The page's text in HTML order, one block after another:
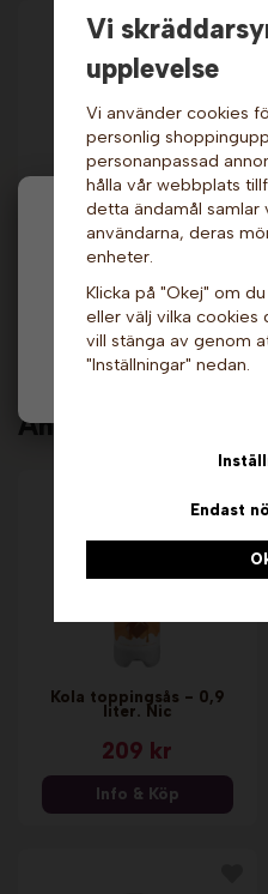
Hej och
moms) eller företag
ska visas.
Privat
Popcornmaskin -
Liten, Röd. Champion
289 kr 429 kr
Info & Köp
Andra köpte även
Kola toppingsås - 0,9
liter. Nic
209 kr
Info & Köp
Vi
upplevelse
Vi använder cookies
personlig
personanpassad
hålla vår webbplats
detta ändamål samlar
användarna, deras
enheter.
Klicka på "Okej" om
eller välj vilka cookies
vill stänga av genom
"Inställningar" nedan.
Endast